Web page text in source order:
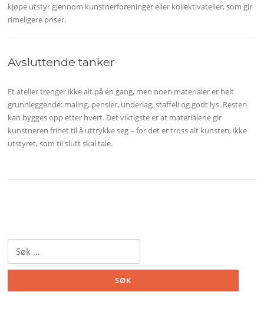
kjøpe utstyr gjennom kunstnerforeninger eller kollektivatelier, som gir
rimeligere priser.
Avsluttende tanker
Et atelier trenger ikke alt på én gang, men noen materialer er helt
grunnleggende: maling, pensler, underlag, staffeli og godt lys. Resten
kan bygges opp etter hvert. Det viktigste er at materialene gir
kunstneren frihet til å uttrykke seg – for det er tross alt kunsten, ikke
utstyret, som til slutt skal tale.
etter: